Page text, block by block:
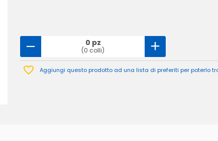
0 pz
(0 colli)
Aggiungi questo prodotto ad una lista di preferiti per poterlo